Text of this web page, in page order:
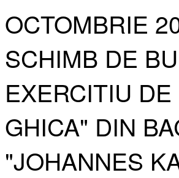
OCTOMBRIE
SCHIMB DE
EXERCITIU
GHICA" DIN
"JOHANNES